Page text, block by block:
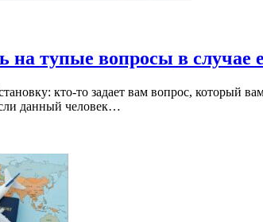
на тупые вопросы в случае
кто-то задает вам вопрос, который
данный человек…